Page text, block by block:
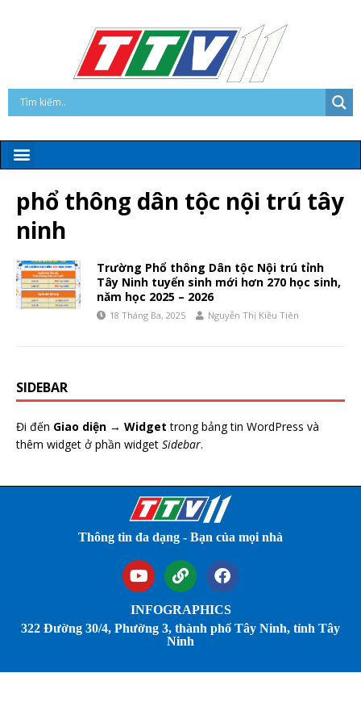
phổ thông dân tộc nội trú tây
ninh
Trường Phổ thông Dân tộc Nội trú tỉnh
Tây Ninh tuyển sinh mới hơn 270 học sinh,
năm học 2025 – 2026
18 Tháng Ba, 2025 Nguyễn Thị Kiều Tiên
SIDEBAR
Đi đến Giao diện → Widget trong bảng tin WordPress và
thêm widget ở phần widget Sidebar.
Thông tin đa dạng - Bạn của mọi nhà
INFOGRAPHICS
322 Đường 30/4, Phường 3, thành phố Tây Ninh, tỉnh Tây
Ninh